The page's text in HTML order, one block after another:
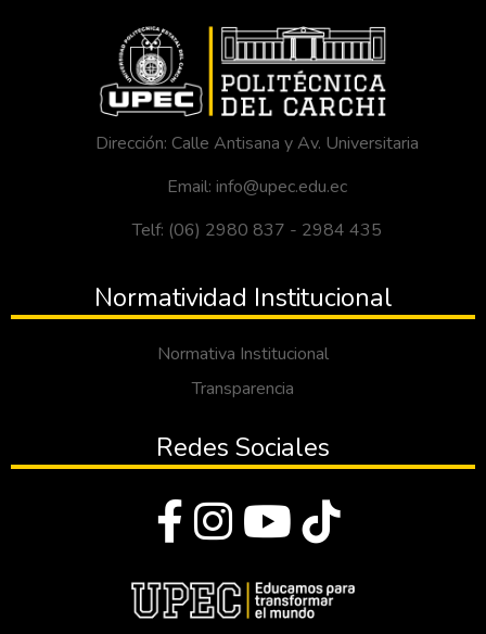
Dirección: Calle Antisana y Av. Universitaria
Email: info@upec.edu.ec
Telf: (06) 2980 837 - 2984 435
Normatividad Institucional
Normativa Institucional
Transparencia
Redes Sociales